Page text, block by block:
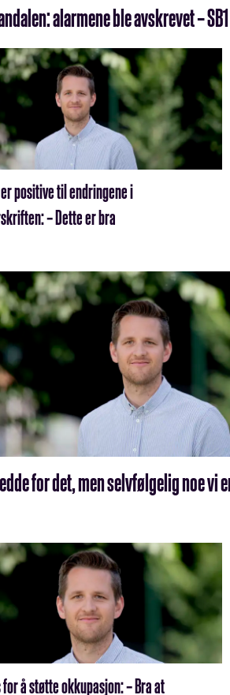
alarmene ble avskrevet –
positive til endringene i
– Dette er bra
for det, men selvfølgelig noe vi
å støtte okkupasjon: – Bra at